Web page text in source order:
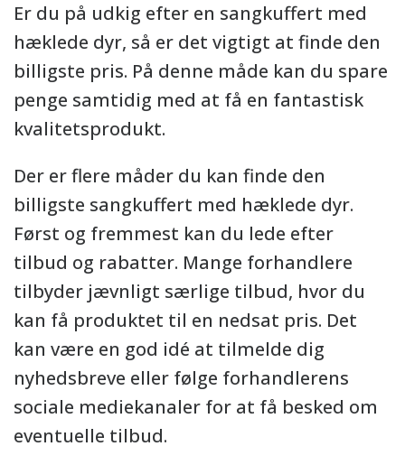
Er du på udkig efter en sangkuffert med
hæklede dyr, så er det vigtigt at finde den
billigste pris. På denne måde kan du spare
penge samtidig med at få en fantastisk
kvalitetsprodukt.
Der er flere måder du kan finde den
billigste sangkuffert med hæklede dyr.
Først og fremmest kan du lede efter
tilbud og rabatter. Mange forhandlere
tilbyder jævnligt særlige tilbud, hvor du
kan få produktet til en nedsat pris. Det
kan være en god idé at tilmelde dig
nyhedsbreve eller følge forhandlerens
sociale mediekanaler for at få besked om
eventuelle tilbud.